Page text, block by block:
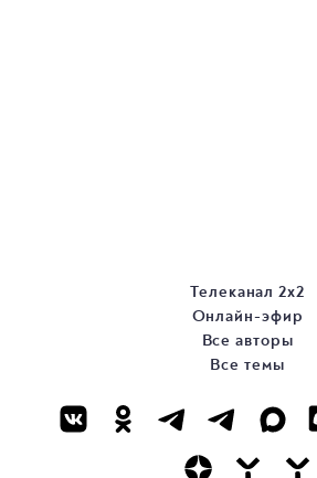
Телеканал 2х2
Онлайн-эфир
Все авторы
Все темы